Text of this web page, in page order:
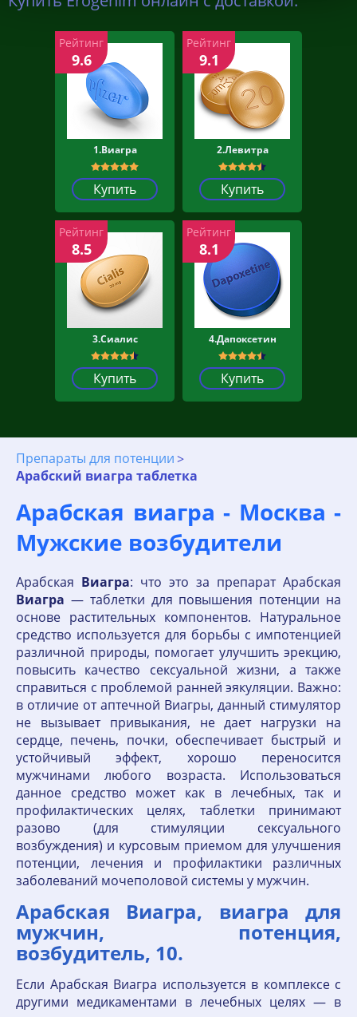
1.Виагра
Купить
Рейтинг
9.6
2.Левитра
Купить
Рейтинг
9.1
3.Сиалис
Купить
Рейтинг
8.5
4.Дапоксетин
Купить
Рейтинг
8.1
Препараты для потенции
Арабский виагра таблетка
Арабская виагра - Москва -
Мужские возбудители
Арабская Виагра: что это за препарат Арабская
Виагра — таблетки для повышения потенции на
основе растительных компонентов. Натуральное
средство используется для борьбы с импотенцией
различной природы, помогает улучшить эрекцию,
повысить качество сексуальной жизни, а также
справиться с проблемой ранней эякуляции. Важно:
в отличие от аптечной Виагры, данный стимулятор
не вызывает привыкания, не дает нагрузки на
сердце, печень, почки, обеспечивает быстрый и
устойчивый эффект, хорошо переносится
мужчинами любого возраста. Использоваться
данное средство может как в лечебных, так и
профилактических целях, таблетки принимают
разово (для стимуляции сексуального
возбуждения) и курсовым приемом для улучшения
потенции, лечения и профилактики различных
заболеваний мочеполовой системы у мужчин.
Арабская Виагра, виагра для
мужчин, потенция,
возбудитель, 10.
Если Арабская Виагра используется в комплексе с
другими медикаментами в лечебных целях — в